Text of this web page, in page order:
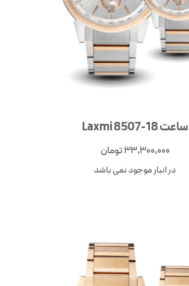
ساعت Laxmi 8507-18
33,300,000تومان
در انبار موجود نمی باشد